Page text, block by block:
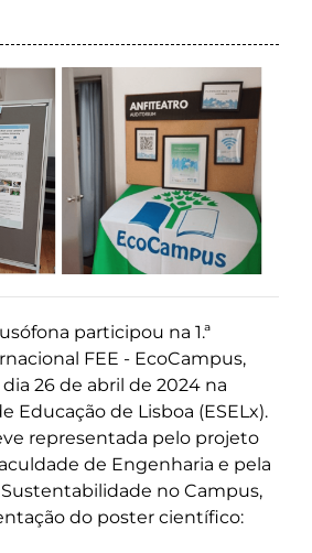
participou na 1.ª
FEE - EcoCampus,
26 de abril de 2024 na
Educação de Lisboa (ESELx).
representada pelo projeto
de Engenharia e pela
no Campus,
do poster científico: